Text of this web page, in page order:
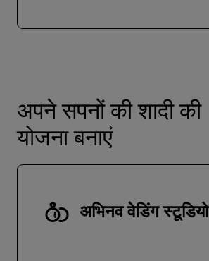
अपने सपनों की शादी की
योजना बनाएं
अभिनव वेडिंग स्टूडियो